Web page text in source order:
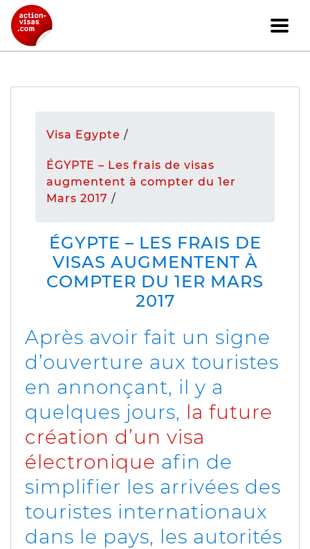
Visa Egypte /
ÉGYPTE – Les frais de visas
augmentent à compter du 1er
Mars 2017 /
ÉGYPTE – LES FRAIS DE
VISAS AUGMENTENT À
COMPTER DU 1ER MARS
2017
Après avoir fait un signe
d’ouverture aux touristes
en annonçant, il y a
quelques jours, la future
création d’un visa
électronique afin de
simplifier les arrivées des
touristes internationaux
dans le pays, les autorités